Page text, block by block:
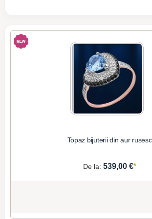
Topaz bijuterii din aur rusesc
De la: 539,00 €*